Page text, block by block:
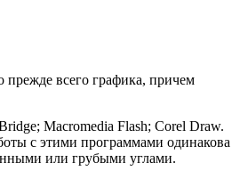
прежде всего графика, причем
Macromedia Flash; Corel Draw.
с этими программами одинакова
или грубыми углами.